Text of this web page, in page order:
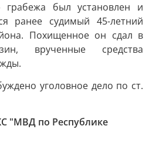
грабежа был установлен и
ранее судимый 45-летний
Похищенное он сдал в
врученные средства
уголовное дело по ст.
"МВД по Республике